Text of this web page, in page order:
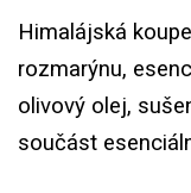
Himalájská
rozmarýnu,
olivový olej,
součást